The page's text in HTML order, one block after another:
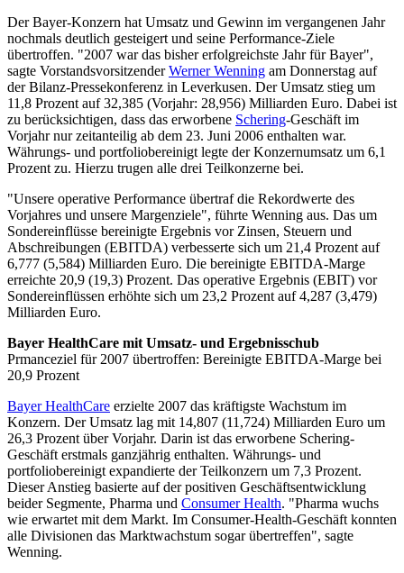
Der Bayer-Konzern hat Umsatz und Gewinn im vergangenen Jahr
nochmals deutlich gesteigert und seine Performance-Ziele
übertroffen. "2007 war das bisher erfolgreichste Jahr für Bayer",
sagte VorstandsvorsitzenderWerner Wenning am Donnerstag auf
der Bilanz-Pressekonferenz in Leverkusen. Der Umsatz stieg um
11,8 Prozent auf 32,385 (Vorjahr: 28,956) Milliarden Euro. Dabei ist
zu berücksichtigen, dass das erworbene Schering-Geschäft im
Vorjahr nur zeitanteilig ab dem 23. Juni 2006 enthalten war.
Währungs- und portfoliobereinigt legte der Konzernumsatz um 6,1
Prozent zu. Hierzu trugen alle drei Teilkonzerne bei.
"Unsere operative Performance übertraf die Rekordwerte des
Vorjahres und unsere Margenziele", führte Wenning aus. Das um
Sondereinflüsse bereinigte Ergebnis vor Zinsen, Steuern und
Abschreibungen (EBITDA) verbesserte sich um 21,4 Prozent auf
6,777 (5,584) Milliarden Euro. Die bereinigte EBITDA-Marge
erreichte 20,9 (19,3) Prozent. Das operative Ergebnis (EBIT) vor
Sondereinflüssen erhöhte sich um 23,2 Prozent auf 4,287 (3,479)
Milliarden Euro.
Bayer HealthCare mit Umsatz- und Ergebnisschub
Prmanceziel für 2007 übertroffen: Bereinigte EBITDA-Marge bei
20,9 Prozent
Bayer HealthCare erzielte 2007 das kräftigste Wachstum im
Konzern. Der Umsatz lag mit 14,807 (11,724) Milliarden Euro um
26,3 Prozent über Vorjahr. Darin ist das erworbene Schering-
Geschäft erstmals ganzjährig enthalten. Währungs- und
portfoliobereinigt expandierte der Teilkonzern um 7,3 Prozent.
Dieser Anstieg basierte auf der positiven Geschäftsentwicklung
beider Segmente, Pharma und Consumer Health. "Pharma wuchs
wie erwartet mit dem Markt. Im Consumer-Health-Geschäft konnten
alle Divisionen das Marktwachstum sogar übertreffen", sagte
Wenning.